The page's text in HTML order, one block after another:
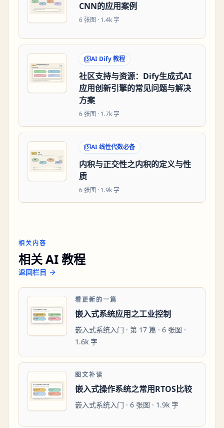
CNN的应用案例
6 张图 · 1.4k 字
AI Dify 教程
社区支持与资源：Dify生成式AI
应用创新引擎的常见问题与解决
方案
6 张图 · 1.7k 字
AI 线性代数必备
内积与正交性之内积的定义与性
质
6 张图 · 1.9k 字
相关内容
相关 AI 教程
返回栏目
看更新的一篇
嵌入式系统应用之工业控制
嵌入式系统入门 · 第 17 篇 · 6 张图 ·
1.6k 字
图文补读
嵌入式操作系统之常用RTOS比较
嵌入式系统入门 · 6 张图 · 1.9k 字